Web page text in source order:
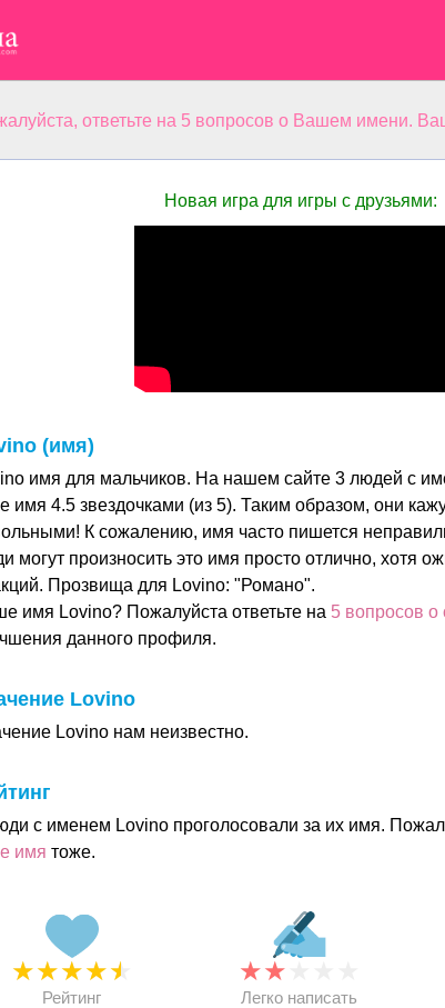
ответьте на 5 вопросов о Вашем имени.
Новая игра для игры с друзьями:
(имя)
имя для мальчиков. На нашем сайте 3 людей с
имя 4.5 звездочками (из 5). Таким образом, они
К сожалению, имя часто пишется
могут произносить это имя просто отлично, хотя
Прозвища для Lovino: "Романо".
имя Lovino? Пожалуйста ответьте на 5 вопросов
данного профиля.
Lovino
Lovino нам неизвестно.
с именем Lovino проголосовали за их имя.
имя тоже.
★★★★★
Рейтинг
★★
Легко написать